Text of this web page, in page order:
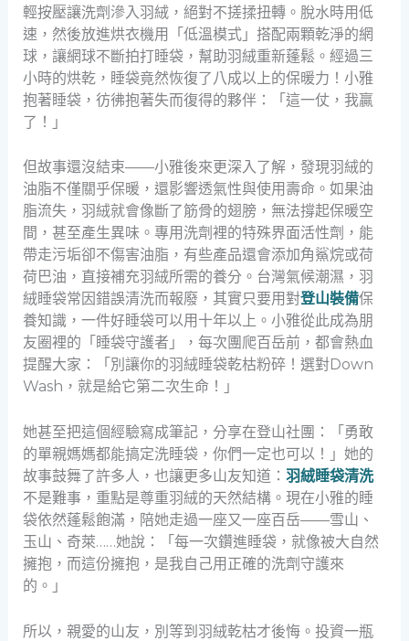
輕按壓讓洗劑滲入羽絨，絕對不搓揉扭轉。脫水時用低
速，然後放進烘衣機用「低溫模式」搭配兩顆乾淨的網
球，讓網球不斷拍打睡袋，幫助羽絨重新蓬鬆。經過三
小時的烘乾，睡袋竟然恢復了八成以上的保暖力！小雅
抱著睡袋，彷彿抱著失而復得的夥伴：「這一仗，我贏
了！」
但故事還沒結束——小雅後來更深入了解，發現羽絨的
油脂不僅關乎保暖，還影響透氣性與使用壽命。如果油
脂流失，羽絨就會像斷了筋骨的翅膀，無法撐起保暖空
間，甚至產生異味。專用洗劑裡的特殊界面活性劑，能
帶走污垢卻不傷害油脂，有些產品還會添加角鯊烷或荷
荷巴油，直接補充羽絨所需的養分。台灣氣候潮濕，羽
絨睡袋常因錯誤清洗而報廢，其實只要用對登山裝備保
養知識，一件好睡袋可以用十年以上。小雅從此成為朋
友圈裡的「睡袋守護者」，每次團爬百岳前，都會熱血
提醒大家：「別讓你的羽絨睡袋乾枯粉碎！選對Down
Wash，就是給它第二次生命！」
她甚至把這個經驗寫成筆記，分享在登山社團：「勇敢
的單親媽媽都能搞定洗睡袋，你們一定也可以！」她的
故事鼓舞了許多人，也讓更多山友知道： 羽絨睡袋清洗
不是難事，重點是尊重羽絨的天然結構。現在小雅的睡
袋依然蓬鬆飽滿，陪她走過一座又一座百岳——雪山、
玉山、奇萊……她說：「每一次鑽進睡袋，就像被大自然
擁抱，而這份擁抱，是我自己用正確的洗劑守護來
的。」
所以，親愛的山友，別等到羽絨乾枯才後悔。投資一瓶